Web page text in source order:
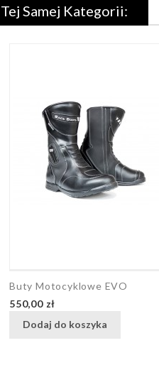
Samej Kategorii:
Buty Motocyklowe EVO
Cena
550,00 zł
Dodaj do koszyka